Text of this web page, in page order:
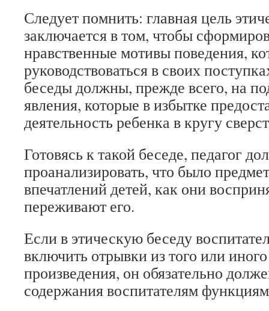
Следует помнить: главная цель
заключается в том, чтобы
нравственные мотивы поведения,
руководствоваться в своих
беседы должны, прежде всего, на
явления, которые в избытке
деятельность ребенка в кругу
Готовясь к такой беседе, педагог
проанализировать, что было
впечатлений детей, как они
переживают его.
Если в этическую беседу
включить отрывки из того или
произведения, он обязательно
содержания воспитателям